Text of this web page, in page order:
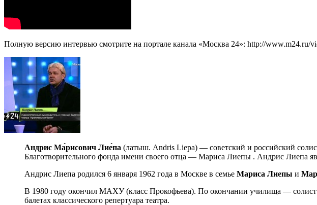
Полную версию интервью смотрите на портале канала «Москва 24»: http://www.m24.ru/
Андрис Ма́рисович Лие́па (латыш. Andris Liepa) — советский и российский
Благотворительного фонда имени своего отца — Мариса Лиепы . Андрис Лиепа
Андрис Лиепа родился 6 января 1962 года в Москве в семье Мариса Лиепы и
В 1980 году окончил МАХУ (класс Прокофьева). По окончании училища — солист
балетах классического репертуара театра.